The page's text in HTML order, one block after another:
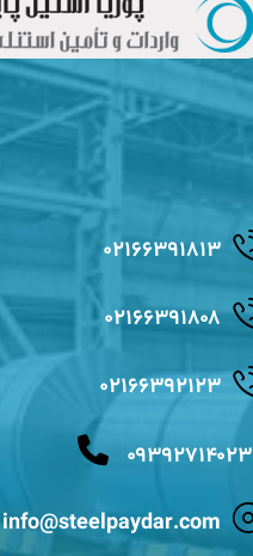
۰۲۱۶۶۳۹۱۸۱۳
۰۲۱۶۶۳۹۱۸۰۸
۰۲۱۶۶۳۹۲۱۲۳
۰۹۳۹۲۷۱۴۰۲۳
info@steelpaydar.com